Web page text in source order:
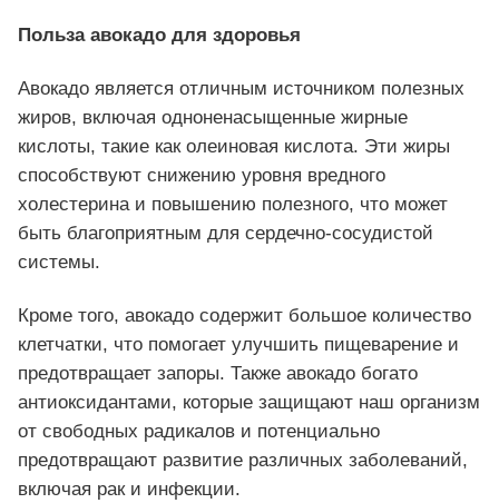
Польза авокадо для здоровья
Авокадо является отличным источником полезных
жиров, включая одноненасыщенные жирные
кислоты, такие как олеиновая кислота. Эти жиры
способствуют снижению уровня вредного
холестерина и повышению полезного, что может
быть благоприятным для сердечно-сосудистой
системы.
Кроме того, авокадо содержит большое количество
клетчатки, что помогает улучшить пищеварение и
предотвращает запоры. Также авокадо богато
антиоксидантами, которые защищают наш организм
от свободных радикалов и потенциально
предотвращают развитие различных заболеваний,
включая рак и инфекции.